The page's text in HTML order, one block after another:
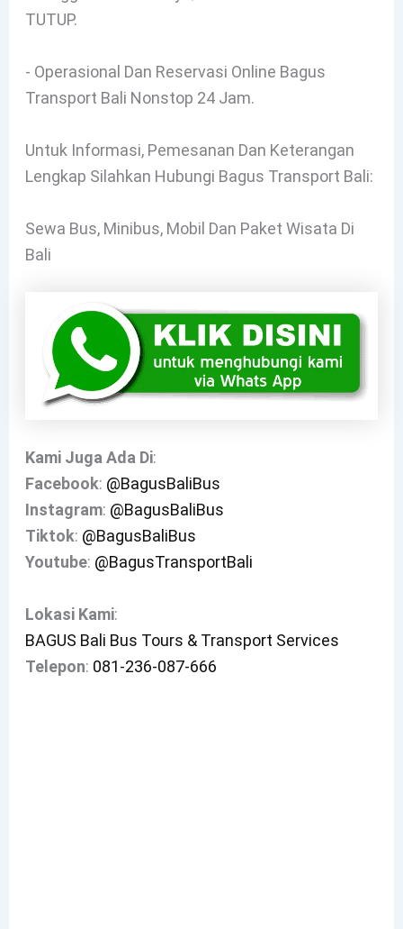
TUTUP.
- Operasional Dan Reservasi Online Bagus
Transport Bali Nonstop 24 Jam.
Untuk Informasi, Pemesanan Dan Keterangan
Lengkap Silahkan Hubungi Bagus Transport Bali:
Sewa Bus, Minibus, Mobil Dan Paket Wisata Di
Bali
Kami Juga Ada Di:
Facebook: @BagusBaliBus
Instagram: @BagusBaliBus
Tiktok: @BagusBaliBus
Youtube: @BagusTransportBali
Lokasi Kami:
BAGUS Bali Bus Tours & Transport Services
Telepon: 081-236-087-666